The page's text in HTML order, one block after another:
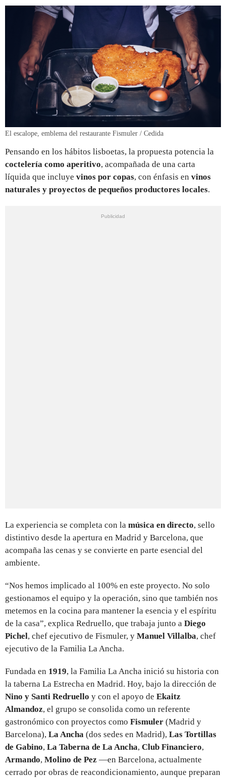
El escalope, emblema del restaurante Fismuler / Cedida
Pensando en los hábitos lisboetas, la propuesta potencia la
coctelería como aperitivo, acompañada de una carta
líquida que incluye vinos por copas, con énfasis en vinos
naturales y proyectos de pequeños productores locales.
La experiencia se completa con la música en directo, sello
distintivo desde la apertura en Madrid y Barcelona, que
acompaña las cenas y se convierte en parte esencial del
ambiente.
“Nos hemos implicado al 100% en este proyecto. No solo
gestionamos el equipo y la operación, sino que también nos
metemos en la cocina para mantener la esencia y el espíritu
de la casa”, explica Redruello, que trabaja junto a Diego
Pichel, chef ejecutivo de Fismuler, y Manuel Villalba, chef
ejecutivo de la Familia La Ancha.
Fundada en 1919, la Familia La Ancha inició su historia con
la taberna La Estrecha en Madrid. Hoy, bajo la dirección de
Nino y Santi Redruello y con el apoyo de Ekaitz
Almandoz, el grupo se consolida como un referente
gastronómico con proyectos como Fismuler (Madrid y
Barcelona), La Ancha (dos sedes en Madrid), Las Tortillas
de Gabino, La Taberna de La Ancha, Club Financiero,
Armando, Molino de Pez —en Barcelona, actualmente
cerrado por obras de reacondicionamiento, aunque preparan